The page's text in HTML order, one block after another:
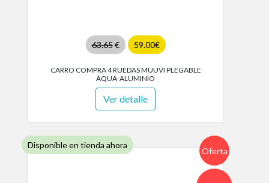
63.65€ 59.00€
CARRO COMPRA 4 RUEDAS MUUVI PLEGABLE
AQUA-ALUMINIO
Ver detalle
Disponible en tienda ahora
Oferta